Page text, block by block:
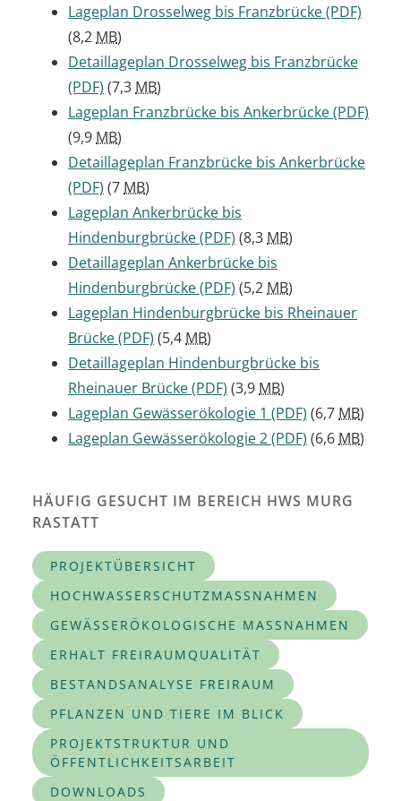
Lageplan Drosselweg bis Franzbrücke(PDF)
(8,2 MB)
Detaillageplan Drosselweg bis Franzbrücke
(PDF) (7,3 MB)
Lageplan Franzbrücke bis Ankerbrücke(PDF)
(9,9 MB)
Detaillageplan Franzbrücke bis Ankerbrücke
(PDF) (7 MB)
Lageplan Ankerbrücke bis
Hindenburgbrücke(PDF) (8,3 MB)
Detaillageplan Ankerbrücke bis
Hindenburgbrücke(PDF) (5,2 MB)
Lageplan Hindenburgbrücke bis Rheinauer
Brücke(PDF) (5,4 MB)
Detaillageplan Hindenburgbrücke bis
Rheinauer Brücke(PDF) (3,9 MB)
Lageplan Gewässerökologie 1 (PDF) (6,7 MB)
Lageplan Gewässerökologie 2(PDF) (6,6 MB)
HÄUFIG GESUCHT IM BEREICH HWS MURG
RASTATT
PROJEKTÜBERSICHT
HOCHWASSERSCHUTZMASSNAHMEN
GEWÄSSERÖKOLOGISCHE MASSNAHMEN
ERHALT FREIRAUMQUALITÄT
BESTANDSANALYSE FREIRAUM
PFLANZEN UND TIERE IM BLICK
PROJEKTSTRUKTUR UND
ÖFFENTLICHKEITSARBEIT
DOWNLOADS